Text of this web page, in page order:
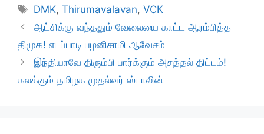
Tags
DMK,Thirumavalavan,VCK
ஆட்சிக்கு வந்ததும் வேலையை காட்ட ஆரம்பித்த
திமுக! எடப்பாடி பழனிசாமி ஆவேசம்
இந்தியாவே திரும்பி பார்க்கும் அசத்தல் திட்டம்!
கலக்கும் தமிழக முதல்வர் ஸ்டாலின்